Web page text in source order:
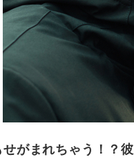
がまれちゃう！？